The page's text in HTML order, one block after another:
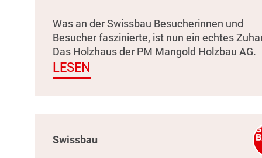
Was an der Swissbau Besucherinnen und
Besucher faszinierte, ist nun ein echtes
Das Holzhaus der PM Mangold Holzbau AG.
LESEN
Swissbau